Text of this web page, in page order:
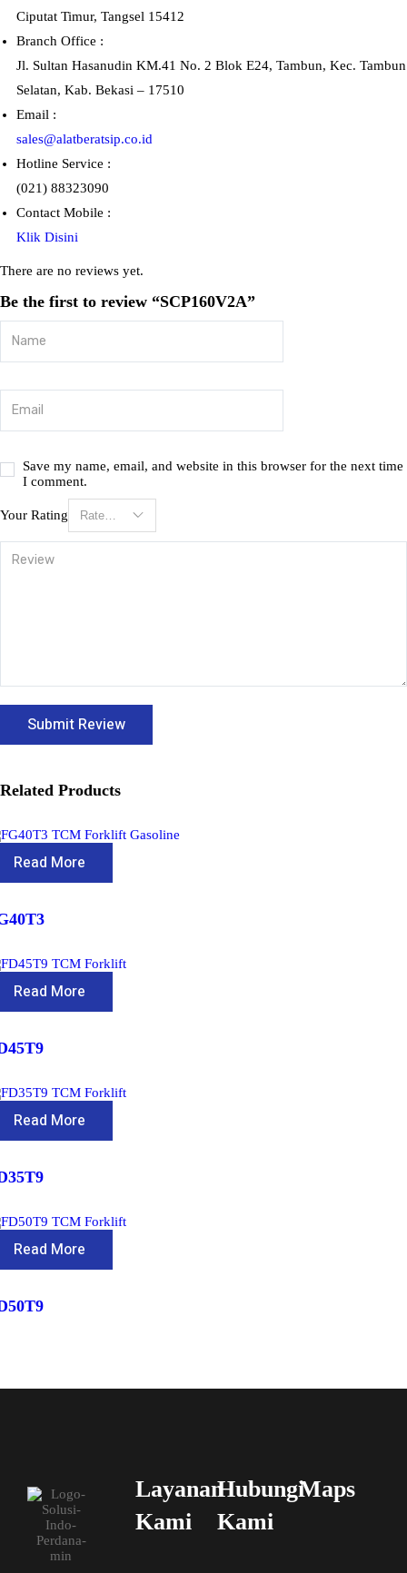
Ciputat Timur, Tangsel 15412
Branch Office :
Jl. Sultan Hasanudin KM.41 No. 2 Blok E24, Tambun, Kec. Tambun
Selatan, Kab. Bekasi – 17510
Email :
sales@alatberatsip.co.id
Hotline Service :
(021) 88323090
Contact Mobile :
Klik Disini
There are no reviews yet.
Be the first to review “SCP160V2A”
Save my name, email, and website in this browser for the next time
I comment.
Your Rating
Related Products
Read More
Read More
Read More
Read More
Layanan
Kami
Hubungi
Kami
Maps